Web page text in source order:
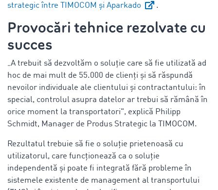
strategic între TIMOCOM și Aparkado
.
Provocări tehnice rezolvate cu
succes
„A trebuit să dezvoltăm o soluție care să fie utilizată ad
hoc de mai mult de 55.000 de clienți și să răspundă
nevoilor individuale ale clientului și contractantului: în
special, controlul asupra datelor ar trebui să rămână în
orice moment la transportatori", explică Philipp
Schmidt, Manager de Produs Strategic la TIMOCOM.
Rezultatul trebuie să fie o soluție prietenoasă cu
utilizatorul, care funcționează ca o soluție
independentă și poate fi integrată fără probleme în
sistemele existente de management al transportului